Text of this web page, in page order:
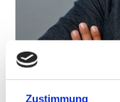
Zustimmung